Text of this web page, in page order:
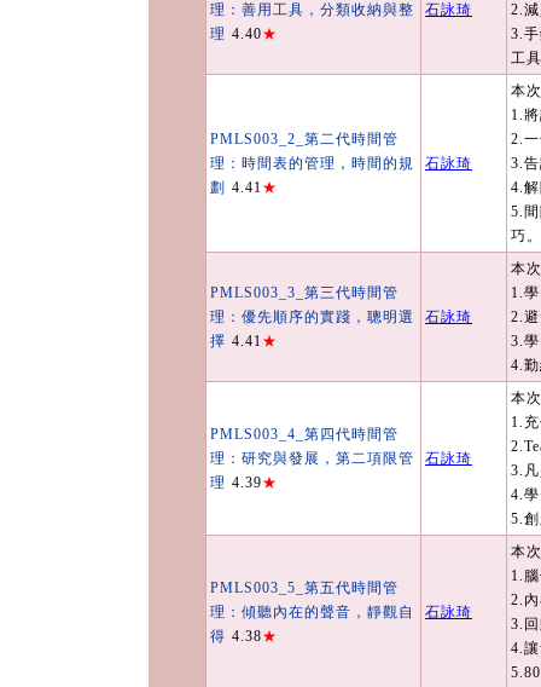
理：善用工具，分類收納與整
理 4.40★
石詠琦
2.
3.
工
PMLS003_2_第二代時間管
理：時間表的管理，時間的規
劃
4.41★
石詠琦
本
1.
2.
3.
4.
5.
巧。
PMLS003_3_第三代時間管
理：優先順序的實踐，聰明選
擇 4.41★
石詠琦
本
1.
2.
3.
4.
PMLS003_4_第四代時間管
理：研究與發展，第二項限管
理 4.39★
石詠琦
本
1.
3.
4.
5.
PMLS003_5_第五代時間管
理：傾聽內在的聲音，靜觀自
得 4.38★
石詠琦
本
1.
2.
3.
4.